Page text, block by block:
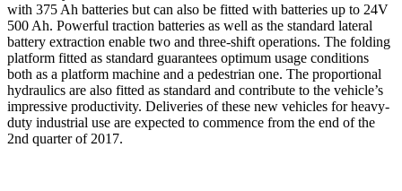
with 375 Ah batteries but can also be fitted with batteries up to 24V
500 Ah. Powerful traction batteries as well as the standard lateral
battery extraction enable two and three-shift operations. The folding
platform fitted as standard guarantees optimum usage conditions
both as a platform machine and a pedestrian one. The proportional
hydraulics are also fitted as standard and contribute to the vehicle’s
impressive productivity. Deliveries of these new vehicles for heavy-
duty industrial use are expected to commence from the end of the
2nd quarter of 2017.